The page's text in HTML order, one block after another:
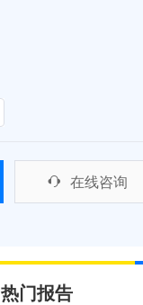
在线咨询
热门报告